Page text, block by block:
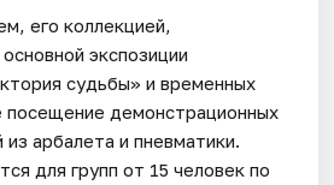
его коллекцией,
экспозиции
судьбы» и временных
посещение демонстрационных
из арбалета и пневматики.
для групп от 15 человек по